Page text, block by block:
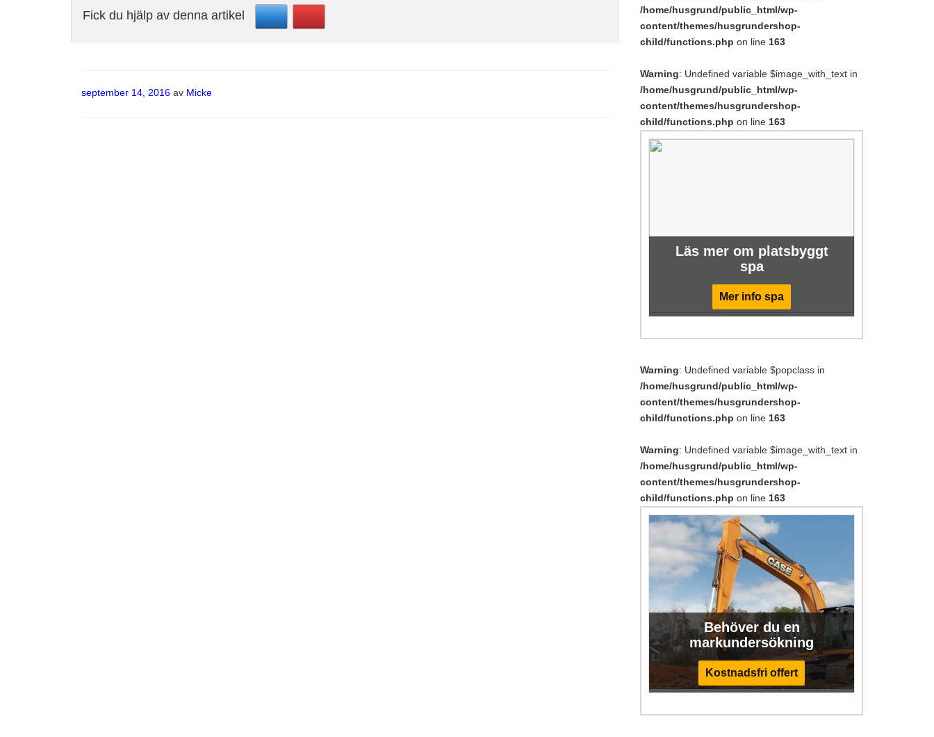
Fick du hjälp av denna artikel
Publicerat
september 14, 2016 av Micke
/home/husgrund/public_html/wp-
content/themes/husgrundershop-
child/functions.php on line 163
Warning: Undefined variable $image_with_text in
/home/husgrund/public_html/wp-
content/themes/husgrundershop-
child/functions.php on line 163
Läs mer om platsbyggt
spa
Mer info spa
Warning: Undefined variable $popclass in
/home/husgrund/public_html/wp-
content/themes/husgrundershop-
child/functions.php on line 163
Warning: Undefined variable $image_with_text in
/home/husgrund/public_html/wp-
content/themes/husgrundershop-
child/functions.php on line 163
Behöver du en
markundersökning
Kostnadsfri offert